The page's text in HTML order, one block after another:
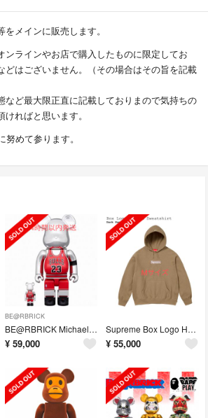
メインに販売します。
ンラインやお店で購入したものに限定してお
どはございません。（その場合はその旨を記載
など最大限正直に記載しておりまので気持ちの
ればと思います。
めて参ります。
BE@RBRICK
BE@RBRICK Michael Jordan 1998 LAST SHOT
¥ 59,000
Supreme Box Logo Hooded Sweatshirt Sand
¥ 55,000